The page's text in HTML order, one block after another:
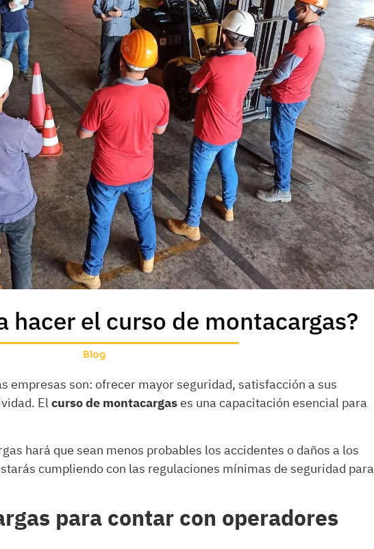
hacer el curso de montacargas?
Blog
empresas son: ofrecer mayor seguridad, satisfacción a sus
Elcurso de montacargases una capacitación esencial para
hará que sean menos probables los accidentes o daños a los
cumpliendo con las regulaciones mínimas de seguridad para
para contar con operadores